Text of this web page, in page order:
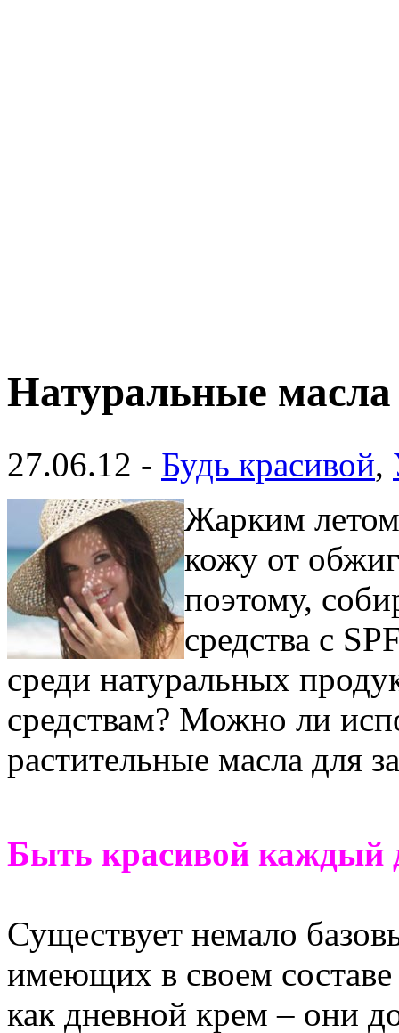
Натуральные масла
27.06.12 - Будь красивой,
Жарким
кожу от
поэтому,
средства с
среди натуральных
средствам? Можно ли
растительные масла для
Быть красивой каждый
Существует немало
имеющих в своем
как дневной крем – они